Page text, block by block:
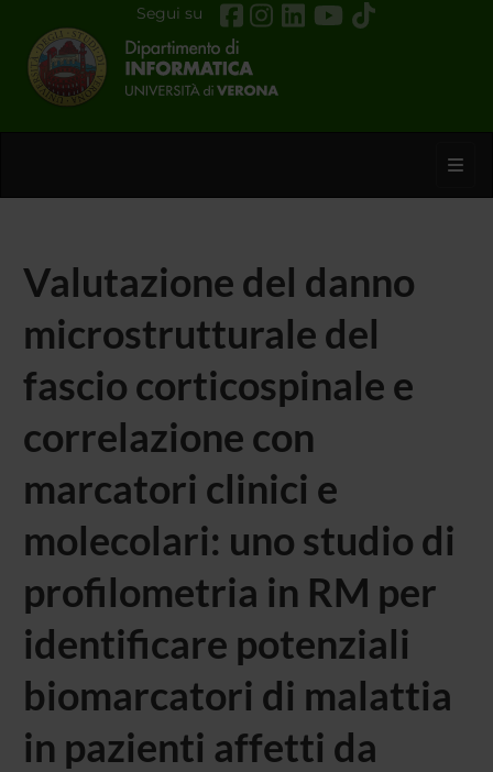
Segui su
Valutazione del danno
microstrutturale del
fascio corticospinale e
correlazione con
marcatori clinici e
molecolari: uno studio di
profilometria in RM per
identificare potenziali
biomarcatori di malattia
in pazienti affetti da